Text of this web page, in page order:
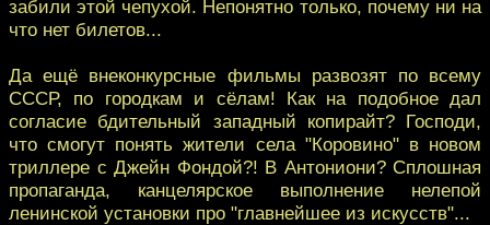
забили этой чепухой. Непонятно только, почему ни на
что нет билетов...
Да ещё внеконкурсные фильмы развозят по всему
СССР, по городкам и сёлам! Как на подобное дал
согласие бдительный западный копирайт? Господи,
что смогут понять жители села "Коровино" в новом
триллере с Джейн Фондой?! В Антониони? Сплошная
пропаганда, канцелярское выполнение нелепой
ленинской установки про "главнейшее из искусств"...